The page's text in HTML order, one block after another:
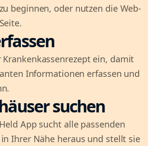
beginnen, oder nutzen die Web-
Krankenkassenrezept ein, damit
Informationen erfassen und
suchen
App sucht alle passenden
Ihrer Nähe heraus und stellt sie